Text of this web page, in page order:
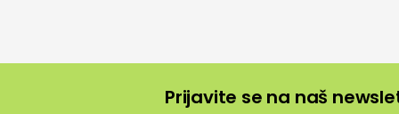
Prijavite se na naš